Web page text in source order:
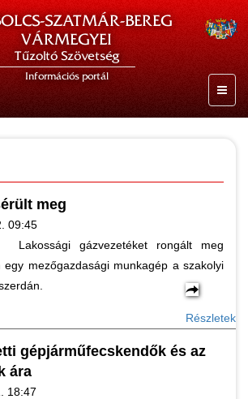
SZATMÁR-BEREG
VÁRMEGYEI
Tűzoltó Szövetség
Információs portál
meg
09:45
Lakossági gázvezetéket rongált meg
egy mezőgazdasági munkagép a szakolyi
Részletek
gépjárműfecskendők és az
ára
18:47